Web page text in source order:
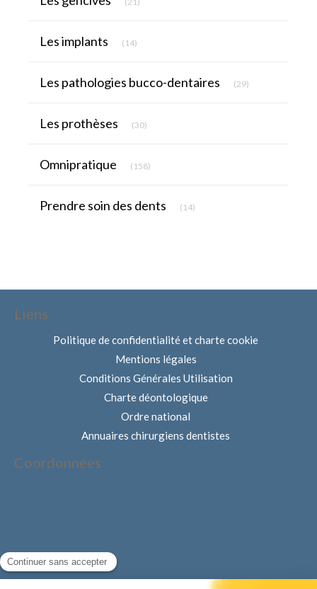
Les implants (14)
Les pathologies bucco-dentaires (29)
Les prothèses (30)
Omnipratique (158)
Prendre soin des dents (14)
Liens
Politique de confidentialité et charte cookie
Mentions légales
Conditions Générales Utilisation
Charte déontologique
Ordre national
Annuaires chirurgiens dentistes
Coordonnées